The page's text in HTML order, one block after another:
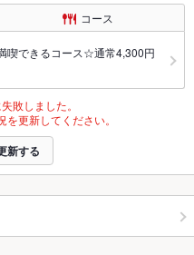
コース
喫できるコース☆通常4,300円
敗しました。
更新してください。
新する